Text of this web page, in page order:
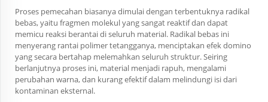
Proses pemecahan biasanya dimulai dengan terbentuknya radikal
bebas, yaitu fragmen molekul yang sangat reaktif dan dapat
memicu reaksi berantai di seluruh material. Radikal bebas ini
menyerang rantai polimer tetangganya, menciptakan efek domino
yang secara bertahap melemahkan seluruh struktur. Seiring
berlanjutnya proses ini, material menjadi rapuh, mengalami
perubahan warna, dan kurang efektif dalam melindungi isi dari
kontaminan eksternal.